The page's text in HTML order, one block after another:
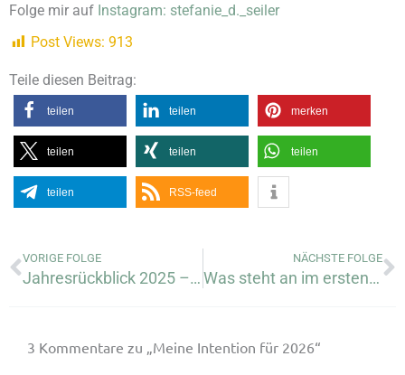
Folge mir auf Instagram: stefanie_d._seiler
Post Views: 913
Teile diesen Beitrag:
teilen teilen merken
teilen teilen teilen
teilen RSS-feed
VORIGE FOLGE
Jahresrückblick 2025 – Ein wilder Ritt
NÄCHSTE FOLGE
Was steht an im ersten Quartal 2026? – Meine To Wants
3 Kommentare zu „Meine Intention für 2026“